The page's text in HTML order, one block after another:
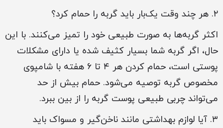
۲. هر چند وقت یک‌بار باید گربه را حمام کرد؟
اکثر گربه‌ها به صورت طبیعی خود را تمیز می‌کنند. با این
حال، اگر گربه شما بسیار کثیف شده یا دارای مشکلات
پوستی است، حمام کردن هر ۴ تا ۶ هفته با شامپوی
مخصوص گربه توصیه می‌شود. حمام بیش از حد
می‌تواند چربی طبیعی پوست گربه را از بین ببرد.
۳. آیا لوازم بهداشتی مانند ناخن‌گیر و مسواک باید